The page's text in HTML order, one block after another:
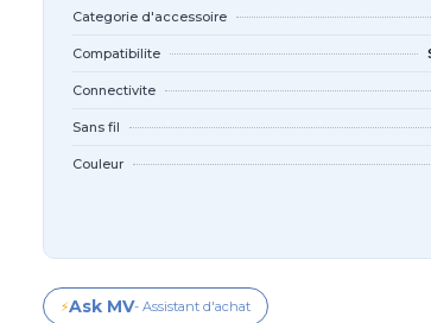
Categorie d'accessoire
Compatibilite
Connectivite
Sans fil
Couleur
⚡Ask MV- Assistant d'achat